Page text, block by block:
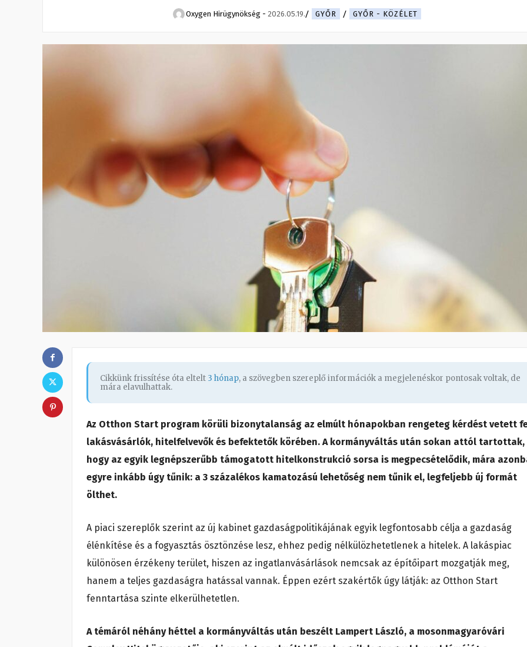
Oxygen Hirügynökség - 2026.05.19. GYŐR GYŐR - KÖZÉLET
Cikkünk frissítése óta eltelt 3 hónap, a szövegben szereplő információk a megjelenéskor pontosak voltak, de
mára elavulhattak.
Az Otthon Start program körüli bizonytalanság az elmúlt hónapokban rengeteg kérdést vetett
lakásvásárlók, hitelfelvevők és befektetők körében. A kormányváltás után sokan attól tartottak,
hogy az egyik legnépszerűbb támogatott hitelkonstrukció sorsa is megpecsételődik, mára
egyre inkább úgy tűnik: a 3 százalékos kamatozású lehetőség nem tűnik el, legfeljebb új formát
ölthet.
A piaci szereplők szerint az új kabinet gazdaságpolitikájának egyik legfontosabb célja a gazdaság
élénkítése és a fogyasztás ösztönzése lesz, ehhez pedig nélkülözhetetlenek a hitelek. A lakáspiac
különösen érzékeny terület, hiszen az ingatlanvásárlások nemcsak az építőipart mozgatják meg,
hanem a teljes gazdaságra hatással vannak. Éppen ezért szakértők úgy látják: az Otthon Start
fenntartása szinte elkerülhetetlen.
A témáról néhány héttel a kormányváltás után beszélt Lampert László, a mosonmagyaróvári